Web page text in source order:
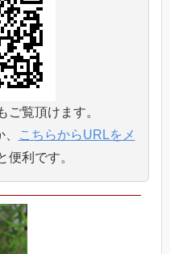
ご覧頂けます。
こちらからURLをメ
便利です。